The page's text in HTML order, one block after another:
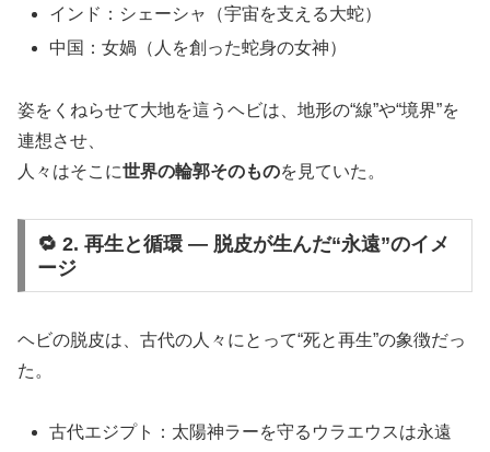
インド：シェーシャ（宇宙を支える大蛇）
中国：女媧（人を創った蛇身の女神）
姿をくねらせて大地を這うヘビは、地形の“線”や“境界”を
連想させ、
人々はそこに世界の輪郭そのものを見ていた。
🔁 2. 再生と循環 ― 脱皮が生んだ“永遠”のイメ
ージ
ヘビの脱皮は、古代の人々にとって“死と再生”の象徴だっ
た。
古代エジプト：太陽神ラーを守るウラエウスは永遠